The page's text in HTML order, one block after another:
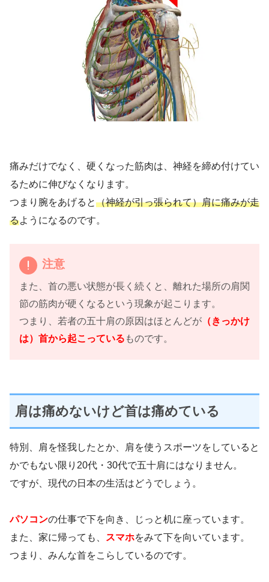
痛みだけでなく、硬くなった筋肉は、神経を締め付けてい
るために伸びなくなります。
つまり腕をあげると（神経が引っ張られて）肩に痛みが走
るようになるのです。
注意
また、首の悪い状態が長く続くと、離れた場所の肩関
節の筋肉が硬くなるという現象が起こります。
つまり、若者の五十肩の原因はほとんどが （きっかけ
は）首から起こっている ものです。
肩は痛めないけど首は痛めている
特別、肩を怪我したとか、肩を使うスポーツをしていると
かでもない限り20代・30代で五十肩にはなりません。
ですが、現代の日本の生活はどうでしょう。
パソコンの仕事で下を向き、じっと机に座っています。
また、家に帰っても、
スマホをみて下を向いています。
つまり、みんな首をこらしているのです。